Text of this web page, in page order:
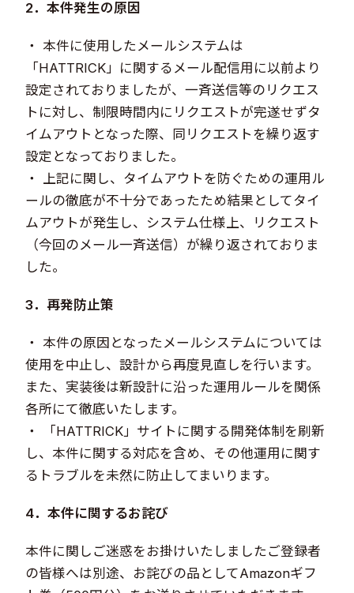
2．本件発生の原因
・ 本件に使用したメールシステムは
「HATTRICK」に関するメール配信用に以前より
設定されておりましたが、一斉送信等のリクエス
トに対し、制限時間内にリクエストが完遂せずタ
イムアウトとなった際、同リクエストを繰り返す
設定となっておりました。
・ 上記に関し、タイムアウトを防ぐための運用ル
ールの徹底が不十分であったため結果としてタイ
ムアウトが発生し、システム仕様上、リクエスト
（今回のメール一斉送信）が繰り返されておりま
した。
3．再発防止策
・ 本件の原因となったメールシステムについては
使用を中止し、設計から再度見直しを行います。
また、実装後は新設計に沿った運用ルールを関係
各所にて徹底いたします。
・ 「HATTRICK」サイトに関する開発体制を刷新
し、本件に関する対応を含め、その他運用に関す
るトラブルを未然に防止してまいります。
4．本件に関するお詫び
本件に関しご迷惑をお掛けいたしましたご登録者
の皆様へは別途、お詫びの品としてAmazonギフ